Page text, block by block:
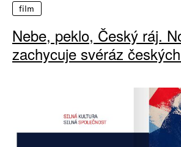
film
Nebe, peklo, Český ráj.
zachycuje svéráz